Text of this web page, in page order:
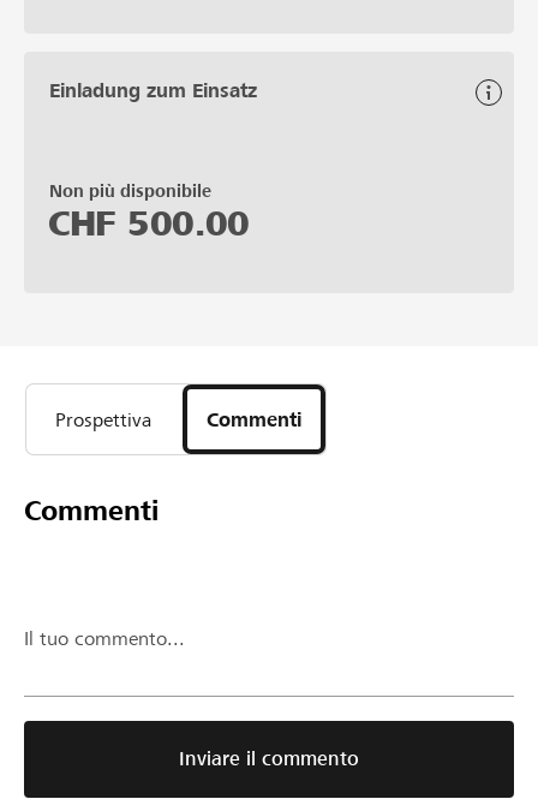
Einladung zum Einsatz
Non più disponibile
CHF 500.00
Prospettiva Commenti
Commenti
Il tuo commento...
Inviare il commento